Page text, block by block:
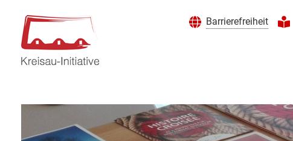
Barrierefreiheit